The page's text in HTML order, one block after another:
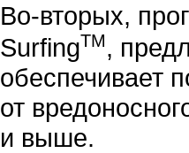
Во-вторых,
SurfingTM,
обеспечивает
от
и выше.